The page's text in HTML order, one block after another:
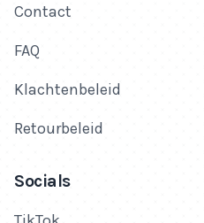
Contact
FAQ
Klachtenbeleid
Retourbeleid
Socials